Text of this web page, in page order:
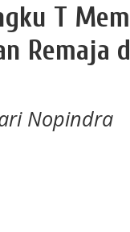
T
Remaja
Nopindra